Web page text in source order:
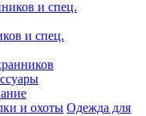
и спец.
Одежда для